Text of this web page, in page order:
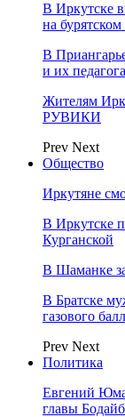
В Иркутске
на бурятском
В
и их
Жителям
РУВИКИ
Prev Next
Общество
Иркутяне
В Иркутске
Курганской
В Шаманке
В Братске
газового
Prev Next
Политика
Евгений
главы